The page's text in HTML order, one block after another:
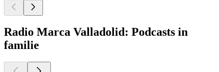
Radio Marca Valladolid: Podcasts in
familie